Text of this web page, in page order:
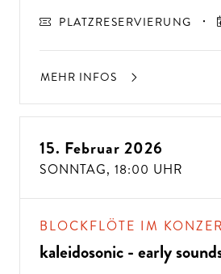
PLATZRESERVIERUNG
MEHR INFOS
15. Februar 2026
SONNTAG, 18:00 UHR
BLOCKFLÖTE IM
kaleidosonic - early